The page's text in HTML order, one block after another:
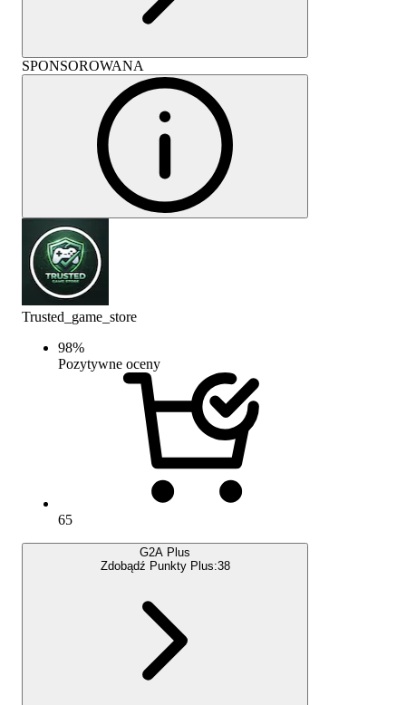
SPONSOROWANA
Trusted_game_store
98%
Pozytywne oceny
65
G2A Plus
Zdobądź Punkty Plus:38